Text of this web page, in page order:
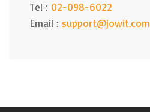
Tel : 02-098-6022
Email : support@jowit.com